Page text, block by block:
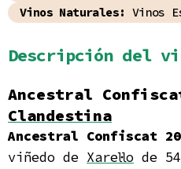
Vinos Naturales: Vinos
Descripción del
Ancestral
Clandestina
Ancestral Confiscat
viñedo de Xarel·lo de